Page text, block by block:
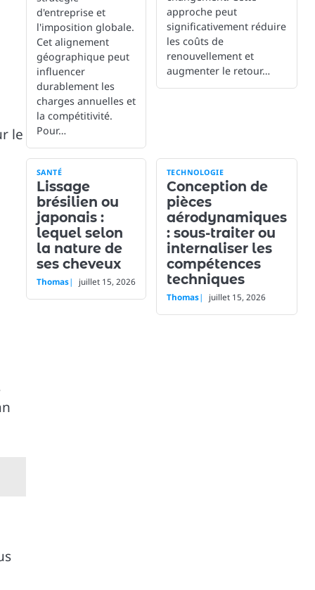
le
d'entreprise et
l'imposition globale.
Cet alignement
géographique peut
influencer
durablement les
charges annuelles et
la compétitivité.
Pour…
approche peut
significativement réduire
les coûts de
renouvellement et
augmenter le retour…
SANTÉ
Lissage
brésilien ou
japonais :
lequel selon
la nature de
ses cheveux
Thomas juillet 15, 2026
TECHNOLOGIE
Conception de
pièces
aérodynamiques
: sous-traiter ou
internaliser les
compétences
techniques
Thomas juillet 15, 2026